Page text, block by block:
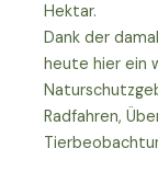
Hektar.
Dank der
heute hier ein
Radfahren,